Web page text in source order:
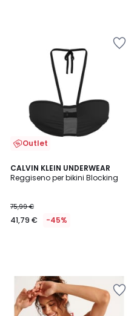
Outlet
CALVIN KLEIN UNDERWEAR
Reggiseno per bikini Blocking
75,99 €
41,79 € -45%